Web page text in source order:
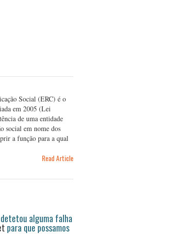
Social (ERC) é o
em 2005 (Lei
de uma entidade
social em nome dos
a função para a qual
Read Article
alguma falha
para que possamos